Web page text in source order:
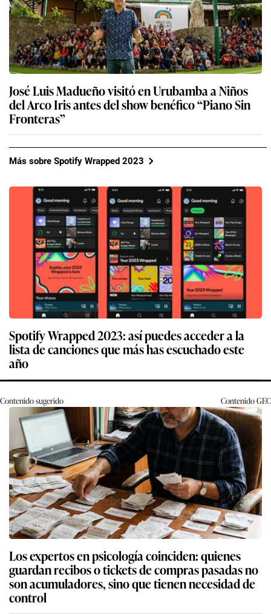
José Luis Madueño visitó en Urubamba a Niños
del Arco Iris antes del show benéfico “Piano Sin
Fronteras”
Más sobre Spotify Wrapped 2023
Spotify Wrapped 2023: así puedes acceder a la
lista de canciones que más has escuchado este
año
Contenido sugerido ContenidoGEC
Los expertos en psicología coinciden: quienes
guardan recibos o tickets de compras pasadas no
son acumuladores, sino que tienen necesidad de
control